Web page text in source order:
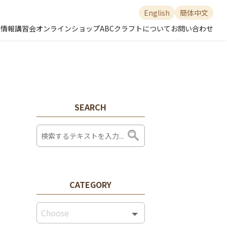
English
簡体中文
報講習会オンラインショップABCクラフトについて お問い合わせ
SEARCH
CATEGORY